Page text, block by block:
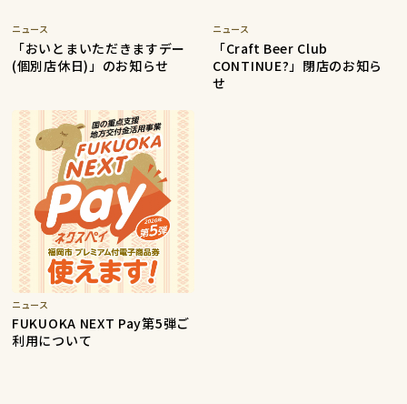
ニュース
「おいとまいただきますデー
(個別店休日)」のお知らせ
ニュース
「Craft Beer Club
CONTINUE?」閉店のお知ら
せ
ニュース
FUKUOKA NEXT Pay第5弾ご
利用について